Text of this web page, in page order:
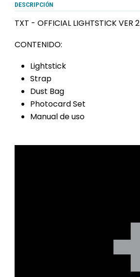
DESCRIPCIÓN
TXT - OFFICIAL LIGHTSTICK VER 2
CONTENIDO:
Lightstick
Strap
Dust Bag
Photocard Set
Manual de uso